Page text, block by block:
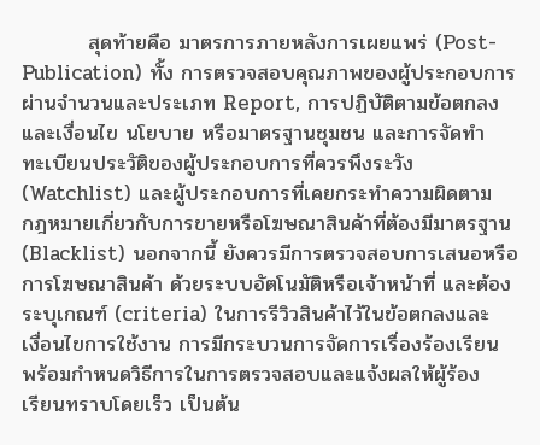
สุดท้ายคือ มาตรการภายหลังการเผยแพร่ (Post-
Publication) ทั้ง การตรวจสอบคุณภาพของผู้ประกอบการ
ผ่านจำนวนและประเภท Report, การปฏิบัติตามข้อตกลง
และเงื่อนไข นโยบาย หรือมาตรฐานชุมชน และการจัดทำ
ทะเบียนประวัติของผู้ประกอบการที่ควรพึงระวัง
(Watchlist) และผู้ประกอบการที่เคยกระทำความผิดตาม
กฎหมายเกี่ยวกับการขายหรือโฆษณาสินค้าที่ต้องมีมาตรฐาน
(Blacklist) นอกจากนี้ ยังควรมีการตรวจสอบการเสนอหรือ
การโฆษณาสินค้า ด้วยระบบอัตโนมัติหรือเจ้าหน้าที่ และต้อง
ระบุเกณฑ์ (criteria) ในการรีวิวสินค้าไว้ในข้อตกลงและ
เงื่อนไขการใช้งาน การมีกระบวนการจัดการเรื่องร้องเรียน
พร้อมกำหนดวิธีการในการตรวจสอบและแจ้งผลให้ผู้ร้อง
เรียนทราบโดยเร็ว เป็นต้น